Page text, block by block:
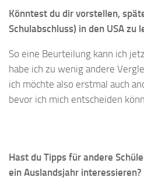
Könntest du dir vorstellen,
Schulabschluss) in den USA zu
So eine Beurteilung kann ich
habe ich zu wenig andere
ich möchte also erstmal auch
bevor ich mich entscheiden
Hast du Tipps für andere
ein Auslandsjahr interessieren?